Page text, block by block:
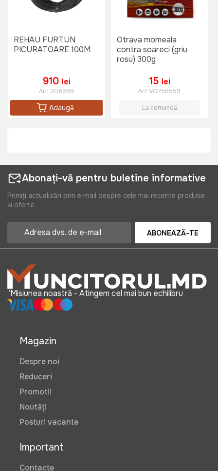
REHAU FURTUN
PICURATOARE 100M
910 lei
Art: 206999
Adaugă
Otrava momeala
contra soareci (griu
rosu) 300g
15 lei
Art:VOR58559
La comandă
Abonați-vă pentru buletine informative
Primiți actualizări prin e-mail despre cele mai recente produse
și oferte
ABONEAZĂ-TE
“Misiunea noastră - Atingem cel mai bun echilibru
Magazin
Despre noi
Reduceri
Promotii
Noutăți
Posturi vacante
Important
Contacte